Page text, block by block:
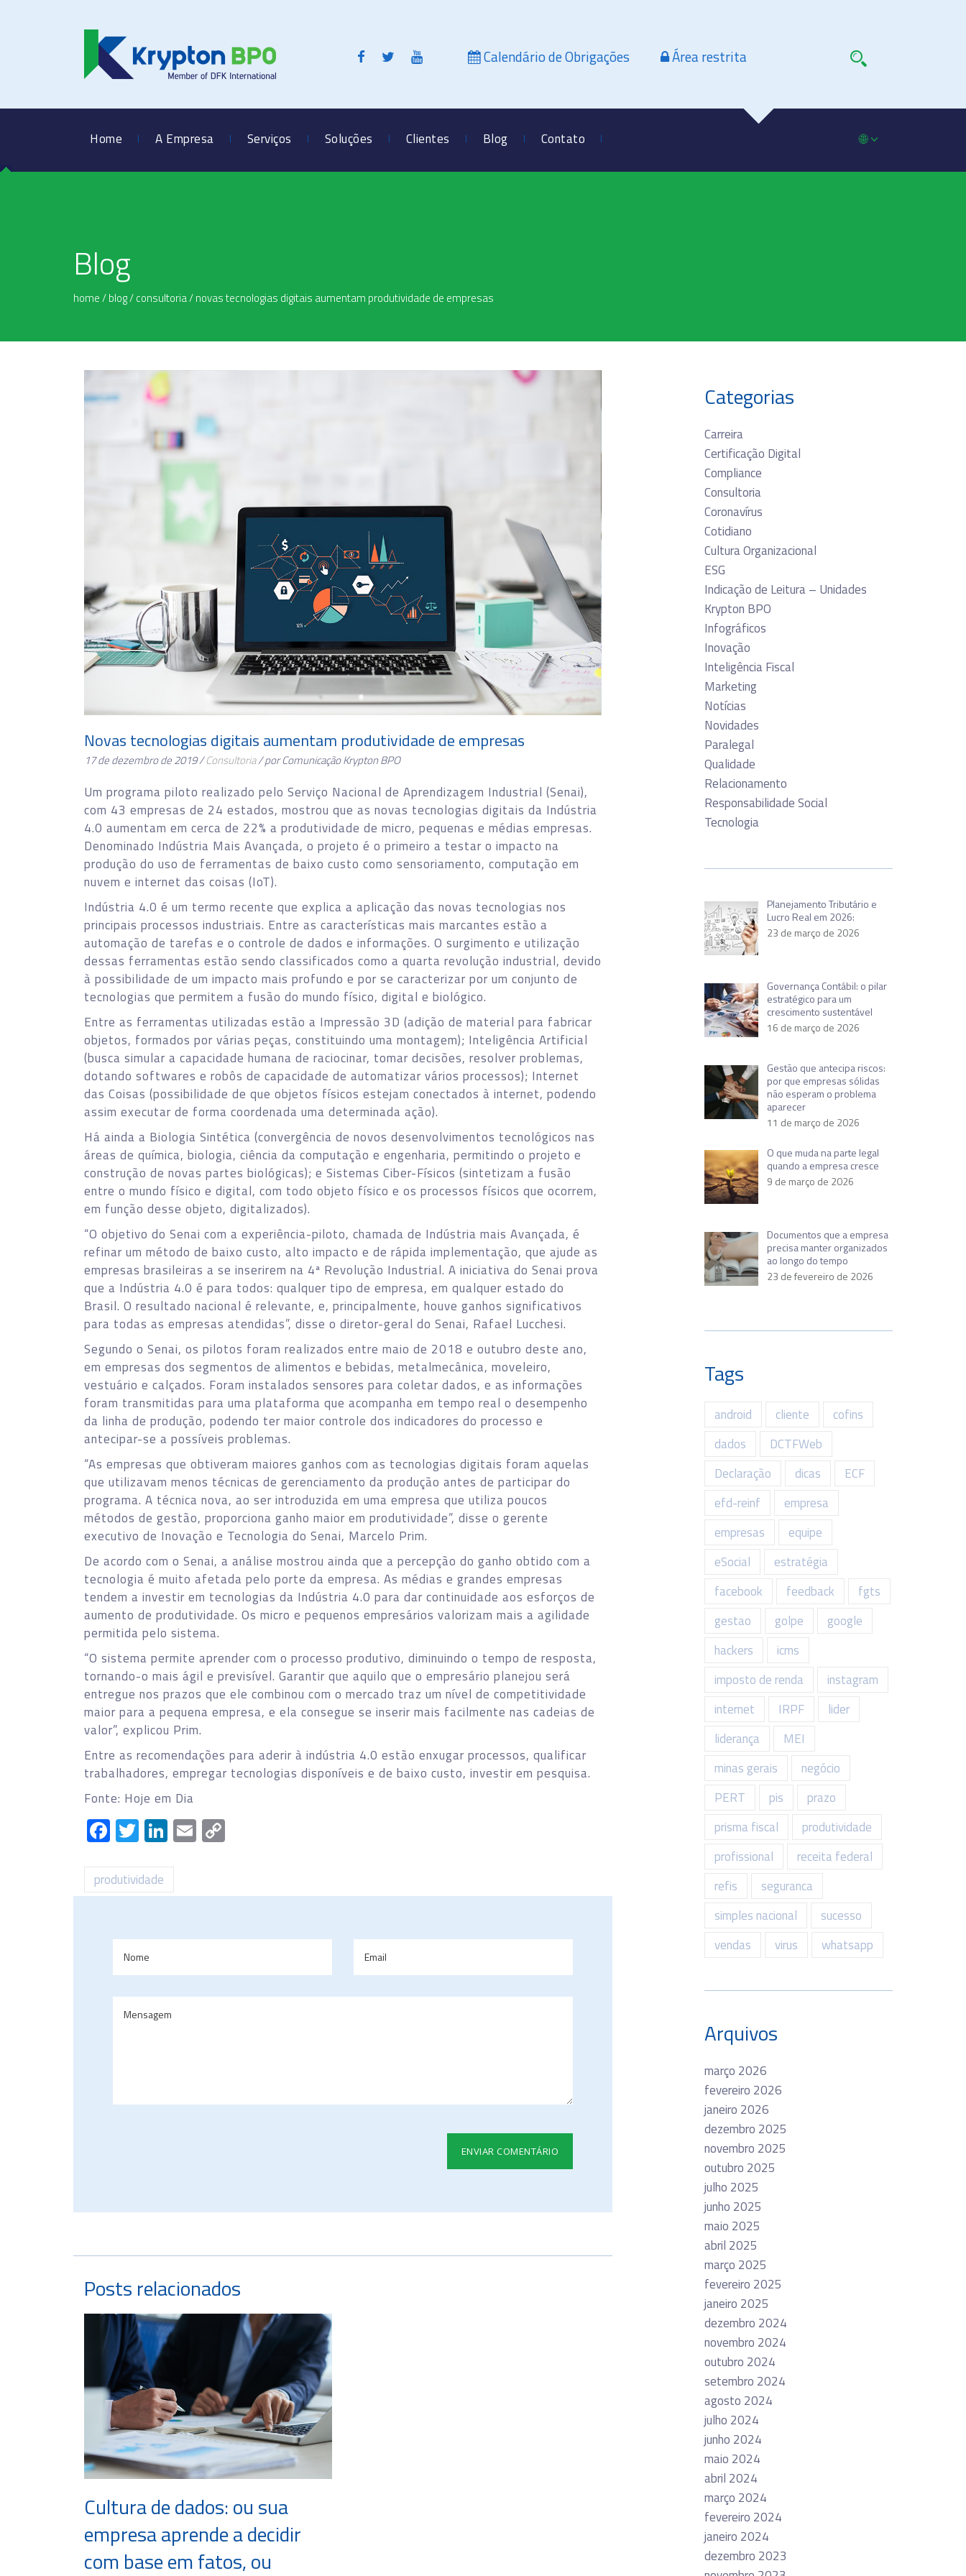
Calendário de Obrigações Área restrita
Home A Empresa Serviços Soluções Clientes Blog Contato 🌐
Blog
home/blog/consultoria/novas tecnologias digitais aumentam produtividade de empresas
Novas tecnologias digitais aumentam produtividade de empresas
17 de dezembro de 2019 /Consultoria/ por Comunicação Krypton BPO
Um programa piloto realizado pelo Serviço Nacional de Aprendizagem Industrial (Senai),
com 43 empresas de 24 estados, mostrou que as novas tecnologias digitais da Indústria
4.0 aumentam em cerca de 22% a produtividade de micro, pequenas e médias empresas.
Denominado Indústria Mais Avançada, o projeto é o primeiro a testar o impacto na
produção do uso de ferramentas de baixo custo como sensoriamento, computação em
nuvem e internet das coisas (IoT).
Indústria 4.0 é um termo recente que explica a aplicação das novas tecnologias nos
principais processos industriais. Entre as características mais marcantes estão a
automação de tarefas e o controle de dados e informações. O surgimento e utilização
dessas ferramentas estão sendo classificados como a quarta revolução industrial, devido
à possibilidade de um impacto mais profundo e por se caracterizar por um conjunto de
tecnologias que permitem a fusão do mundo físico, digital e biológico.
Entre as ferramentas utilizadas estão a Impressão 3D (adição de material para fabricar
objetos, formados por várias peças, constituindo uma montagem); Inteligência Artificial
(busca simular a capacidade humana de raciocinar, tomar decisões, resolver problemas,
dotando softwares e robôs de capacidade de automatizar vários processos); Internet
das Coisas (possibilidade de que objetos físicos estejam conectados à internet, podendo
assim executar de forma coordenada uma determinada ação).
Há ainda a Biologia Sintética (convergência de novos desenvolvimentos tecnológicos nas
áreas de química, biologia, ciência da computação e engenharia, permitindo o projeto e
construção de novas partes biológicas); e Sistemas Ciber-Físicos (sintetizam a fusão
entre o mundo físico e digital, com todo objeto físico e os processos físicos que ocorrem,
em função desse objeto, digitalizados).
“O objetivo do Senai com a experiência-piloto, chamada de Indústria mais Avançada, é
refinar um método de baixo custo, alto impacto e de rápida implementação, que ajude as
empresas brasileiras a se inserirem na 4ª Revolução Industrial. A iniciativa do Senai prova
que a Indústria 4.0 é para todos: qualquer tipo de empresa, em qualquer estado do
Brasil. O resultado nacional é relevante, e, principalmente, houve ganhos significativos
para todas as empresas atendidas”, disse o diretor-geral do Senai, Rafael Lucchesi.
Segundo o Senai, os pilotos foram realizados entre maio de 2018 e outubro deste ano,
em empresas dos segmentos de alimentos e bebidas, metalmecânica, moveleiro,
vestuário e calçados. Foram instalados sensores para coletar dados, e as informações
foram transmitidas para uma plataforma que acompanha em tempo real o desempenho
da linha de produção, podendo ter maior controle dos indicadores do processo e
antecipar-se a possíveis problemas.
“As empresas que obtiveram maiores ganhos com as tecnologias digitais foram aquelas
que utilizavam menos técnicas de gerenciamento da produção antes de participar do
programa. A técnica nova, ao ser introduzida em uma empresa que utiliza poucos
métodos de gestão, proporciona ganho maior em produtividade”, disse o gerente
executivo de Inovação e Tecnologia do Senai, Marcelo Prim.
De acordo com o Senai, a análise mostrou ainda que a percepção do ganho obtido com a
tecnologia é muito afetada pelo porte da empresa. As médias e grandes empresas
tendem a investir em tecnologias da Indústria 4.0 para dar continuidade aos esforços de
aumento de produtividade. Os micro e pequenos empresários valorizam mais a agilidade
permitida pelo sistema.
“O sistema permite aprender com o processo produtivo, diminuindo o tempo de resposta,
tornando-o mais ágil e previsível. Garantir que aquilo que o empresário planejou será
entregue nos prazos que ele combinou com o mercado traz um nível de competitividade
maior para a pequena empresa, e ela consegue se inserir mais facilmente nas cadeias de
valor”, explicou Prim.
Entre as recomendações para aderir à indústria 4.0 estão enxugar processos, qualificar
trabalhadores, empregar tecnologias disponíveis e de baixo custo, investir em pesquisa.
Fonte: Hoje em Dia
Facebook
Twitter
LinkedIn
Email
produtividade
Posts relacionados
Cultura de dados: ou sua
empresa aprende a decidir
com base em fatos, ou
Categorias
Carreira
Certificação Digital
Compliance
Consultoria
Coronavírus
Cotidiano
Cultura Organizacional
ESG
Indicação de Leitura – Unidades
Krypton BPO
Infográficos
Inovação
Inteligência Fiscal
Marketing
Notícias
Novidades
Paralegal
Qualidade
Relacionamento
Responsabilidade Social
Tecnologia
Planejamento Tributário e
Lucro Real em 2026:
23 de março de 2026
Governança Contábil: o pilar
estratégico para um
crescimento sustentável
16 de março de 2026
Gestão que antecipa riscos:
por que empresas sólidas
não esperam o problema
aparecer
11 de março de 2026
O que muda na parte legal
quando a empresa cresce
9 de março de 2026
Documentos que a empresa
precisa manter organizados
ao longo do tempo
23 de fevereiro de 2026
Tags
android cliente
cofins
dados
DCTFWeb
Declaração
dicas
ECF
efd-reinf
empresa
empresas
equipe
eSocial
estratégia
facebook
feedback
fgts
gestao
golpe
google
hackers
icms
imposto de renda
instagram
internet
IRPF
lider
liderança
MEI
minas gerais
negócio
PERT
pis
prazo
prisma fiscal
produtividade
profissional
receita federal
refis
seguranca
simples nacional
sucesso
vendas
virus whatsapp
Arquivos
março 2026
fevereiro 2026
janeiro 2026
dezembro 2025
novembro 2025
outubro 2025
julho 2025
junho 2025
maio 2025
abril 2025
março 2025
fevereiro 2025
janeiro 2025
dezembro 2024
novembro 2024
outubro 2024
setembro 2024
agosto 2024
julho 2024
junho 2024
maio 2024
abril 2024
março 2024
fevereiro 2024
janeiro 2024
dezembro 2023